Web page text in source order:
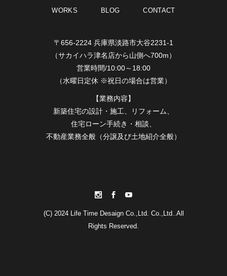
WORKS BLOG CONTACT
〒656-2224 兵庫県淡路市大谷2231-1
（サカイハラ津名店から山側へ700m）
営業時間/10:00～18:00
（水曜日定休 ※祝日の場合は営業）
【業務内容】
新築住宅の設計・施工、リフォーム、
住宅ローン手続き・相談、
不動産業務全般（分譲及び土地紹介全般）
(C) 2024 Life Time Desaign Co.,Ltd. Co.,Ltd..All
Rights Reserved.